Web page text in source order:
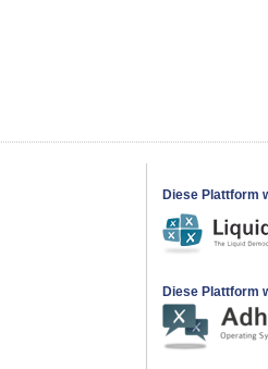
Diese Plattform
Diese Plattform